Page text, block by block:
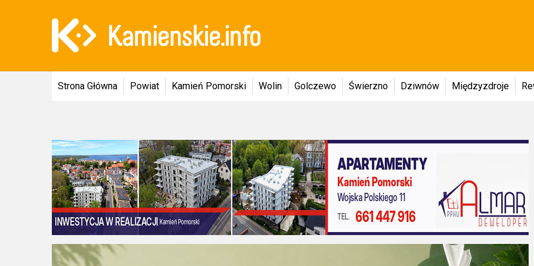
Strona Główna Powiat Kamień Pomorski Wolin Golczewo Świerzno Dziwnów Międzyzdroje